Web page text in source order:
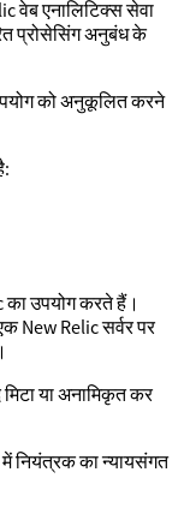
वेब एनालिटिक्स सेवा
प्रोसेसिंग अनुबंध के
को अनुकूलित करने
उपयोग करते हैं।
New Relic सर्वर पर
या अनामिकृत कर
में नियंत्रक का न्यायसंगत